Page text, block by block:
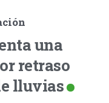
una
retraso
lluvias